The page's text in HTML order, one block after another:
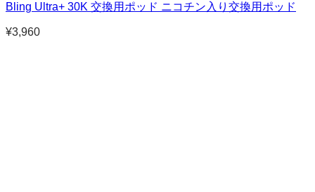
Bling Ultra+ 30K 交換用ポッド ニコチン入り交換用ポッド
¥3,960